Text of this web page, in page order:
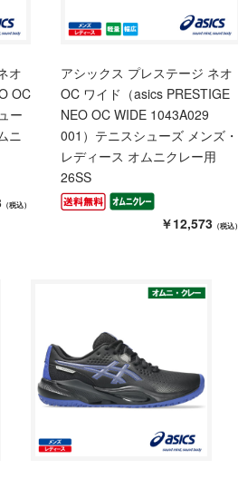
オ
OC
ー
ニ
（税込）
アシックス プレステージ ネオ
OC ワイド（asics PRESTIGE
NEO OC WIDE 1043A029
001）テニスシューズ メンズ・
レディース オムニクレー用
26SS
￥12,573 （税込）